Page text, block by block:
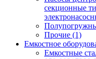
секционные
Прочие (1)
Емкостное
Емкостные